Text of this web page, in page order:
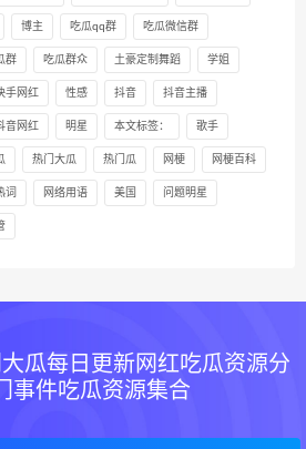
博主 吃瓜qq群 吃瓜微信群
群 吃瓜群众 土豪定制舞蹈 学姐
手网红 性感 抖音 抖音主播
音网红 明星 本文标签： 歌手
热门大瓜 热门瓜 网梗 网梗百科
词 网络用语 美国 问题明星
瓜每日更新网红吃瓜资源分
事件吃瓜资源集合